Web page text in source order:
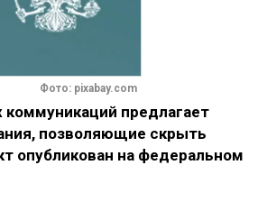
Фото: pixabay.com
предлагает
позволяющие скрыть
опубликован на федеральном